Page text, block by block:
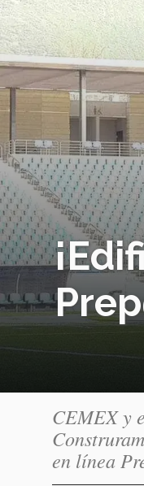
CEMEX y
en línea